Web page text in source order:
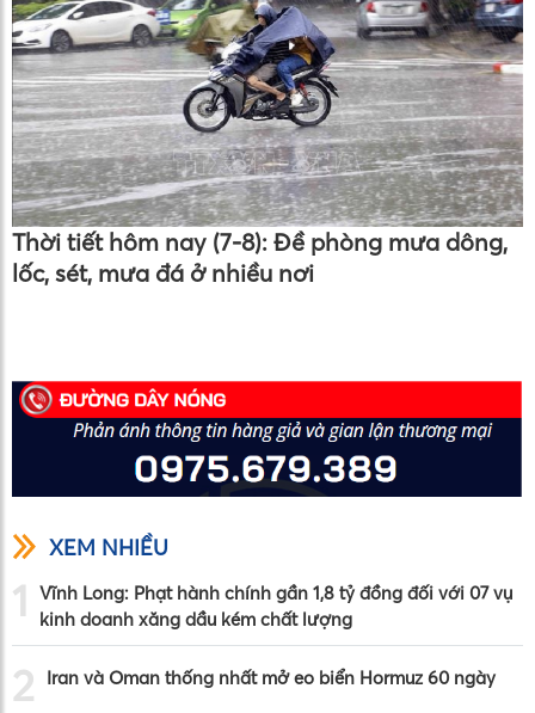
Thời tiết hôm nay (7-8): Đề phòng mưa dông,
lốc, sét, mưa đá ở nhiều nơi
XEM NHIỀU
1
Vĩnh Long: Phạt hành chính gần 1,8 tỷ đồng đối với 07 vụ
kinh doanh xăng dầu kém chất lượng
2 Iran và Oman thống nhất mở eo biển Hormuz 60 ngày